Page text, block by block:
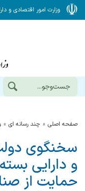
وزارت امور اقتصادی و
صفحه اصلی چند رسانه ای
سخنگوی
و دارایی
حمایت از